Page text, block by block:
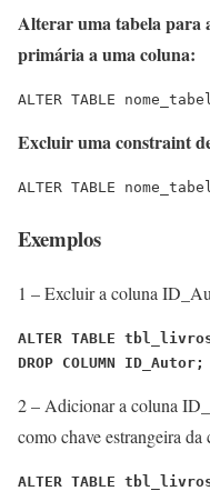
Alterar uma tabela para
primária a uma coluna:
ALTER TABLE
Excluir uma constraint
ALTER TABLE
Exemplos
1 – Excluir a coluna
ALTER TABLE
DROP COLUMN ID_Autor;
2 – Adicionar a coluna
como chave estrangeira
ALTER TABLE